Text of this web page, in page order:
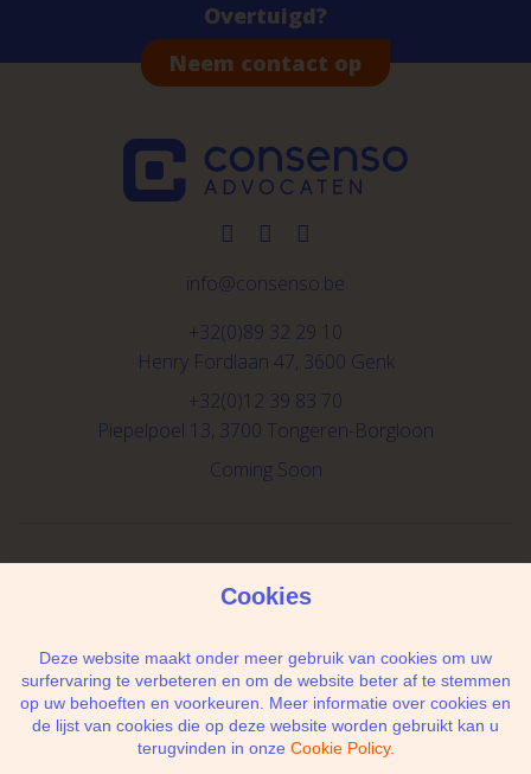
Overtuigd?
Neem contact op
info@consenso.be
+32(0)89 32 29 10
Henry Fordlaan 47, 3600 Genk
+32(0)12 39 83 70
Piepelpoel 13, 3700 Tongeren-Borgloon
Coming Soon
Ik geef de toestemming om mijn gegevens te
bewaren en verwerken zoals aangegeven in
privacy statement
Cookies
Deze website maakt onder meer gebruik van cookies om uw
surfervaring te verbeteren en om de website beter af te stemmen
op uw behoeften en voorkeuren. Meer informatie over cookies en
de lijst van cookies die op deze website worden gebruikt kan u
terugvinden in onze Cookie Policy.